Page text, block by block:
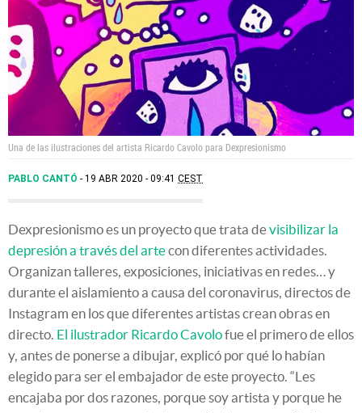
Una de las ilustraciones del artista Ricardo Cavolo para Dexpresionismo
PABLO CANTÓ 19 ABR 2020 - 09:41 CEST
Dexpresionismo es un proyecto que trata devisibilizar la
depresión a través del artecon diferentes actividades.
Organizan talleres, exposiciones, iniciativas en redes… y
durante el aislamiento a causa del coronavirus, directos de
Instagram en los que diferentes artistas crean obras en
directo. El ilustrador Ricardo Cavolofue el primero de ellos
y, antes de ponerse a dibujar, explicó por qué lo habían
elegido para ser el embajador de este proyecto. “Les
encajaba por dos razones, porque soy artista y porque he